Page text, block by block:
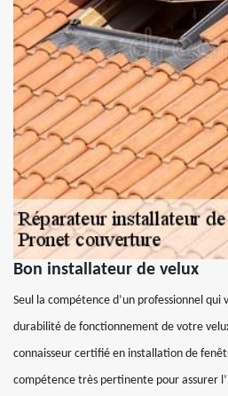
Bon installateur de velux
Seul la compétence d’un professionnel
durabilité de fonctionnement de votre
connaisseur certifié en installation de
compétence très pertinente pour assurer